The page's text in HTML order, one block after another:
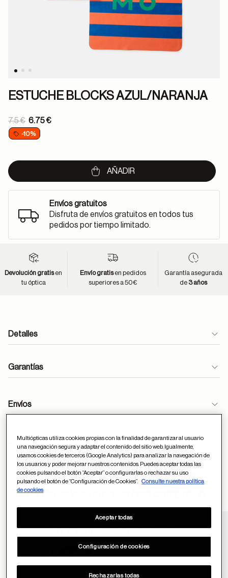
ESTUCHE BLOCKS AZUL/NARANJA
Price reduced from
7.5 €
to
6.75 €
-10%
AÑADIR
Envíos gratuitos
Disfruta de envíos gratuitos en todos tus
pedidos por tiempo limitado.
Devolución gratisen
tu óptica
Envío gratisen pedidos
superiores a 50€
Garantía asegurada
de 3 años
Detalles
Garantías
Envíos
Devoluciones
formulario
de contacto
ayuda
Otros usuarios también han comprado
Guardar en
Price reduced from
2.5 € 2.25 €
Multiópticas utiliza cookies propias con la finalidad de garantizar al usuario
una navegación segura y adaptar el contenido del sitio web. Igualmente,
usamos cookies de terceros (Google Analytics) para analizar la navegación de
los usuarios y poder mejorar nuestros contenidos. Puedes aceptar todas las
cookies pulsando el botón “Aceptar” o configurarlas o rechazar su uso
pulsando el botón de “Configuración de Cookies”.
Consulte nuestra política
de cookies
Configuración de cookies
Rechazarlas todas
Aceptar todas